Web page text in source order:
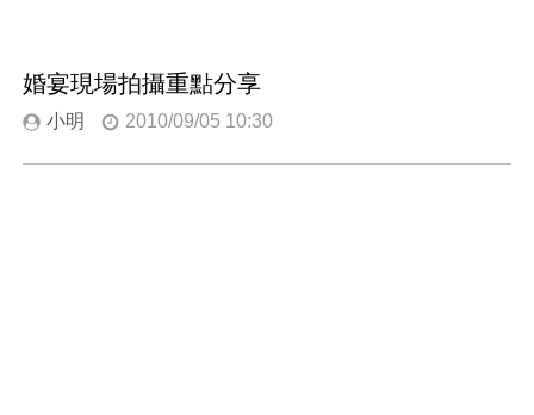
婚宴現場拍攝重點分享
小明 2010/09/05 10:30